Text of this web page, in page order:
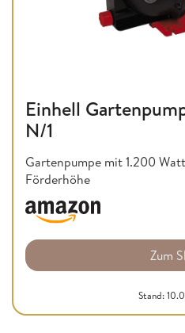
Einhell
N/1
Gartenpumpe mit 1.200
Förderhöhe
Zum
Stand: